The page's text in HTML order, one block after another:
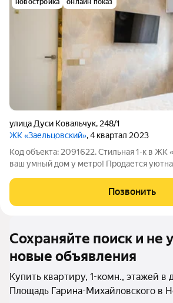
новостройка онлайн показ
улица Дуси Ковальчук, 248/1
ЖК «Заельцовский», 4 квартал 2023
Код объекта: 2091622. Стильная 1-к в ЖК «Заельцовский New»
ваш умный дом у метро! Продается уютная квартира с
(2023 г.). Это идеальный выбор для тех,
современные технологии
Позвонить
Сохраняйте поиск и не
новые объявления
Купить квартиру, 1-комн., этажей в
Площадь Гарина-Михайловского в